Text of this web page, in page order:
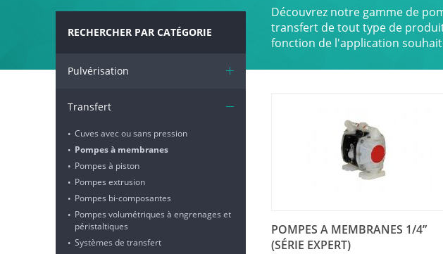
RECHERCHER PAR CATÉGORIE
Pulvérisation
Transfert
•Cuves avec ou sans pression
• Pompes à membranes
• Pompes à piston
• Pompes extrusion
• Pompes bi-composantes
• Pompes volumétriques à engrenages et
péristaltiques
•Systèmes de transfert
Découvrez notre gamme de
transfert de tout type de
fonction de l'application
POMPES A MEMBRANES 1/4”
(SÉRIE EXPERT)